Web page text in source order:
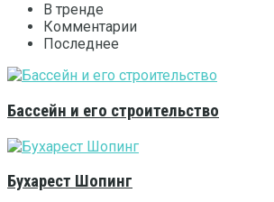
В тренде
Комментарии
Последнее
Бассейн и его строительство
Бухарест Шопинг